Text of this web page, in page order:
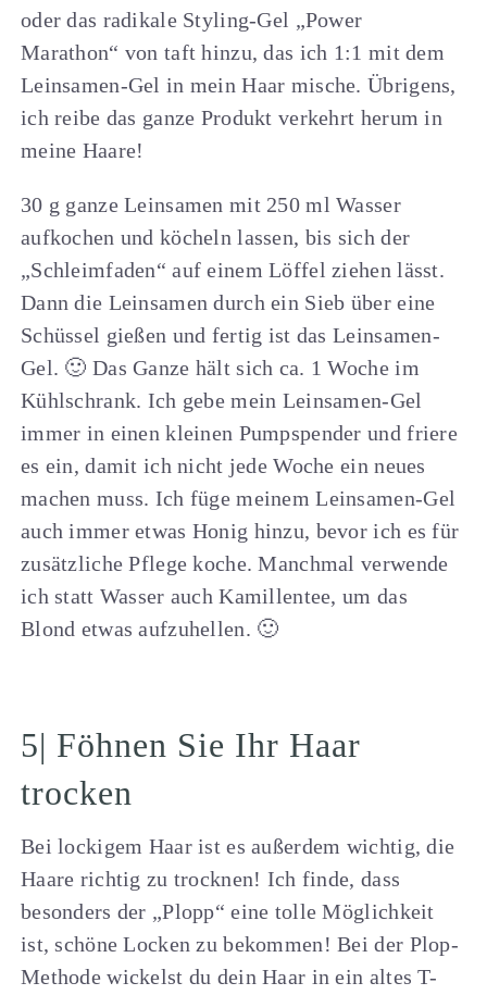
oder das radikale Styling-Gel „Power
Marathon“ von taft hinzu, das ich 1:1 mit dem
Leinsamen-Gel in mein Haar mische. Übrigens,
ich reibe das ganze Produkt verkehrt herum in
meine Haare!
30 g ganze Leinsamen mit 250 ml Wasser
aufkochen und köcheln lassen, bis sich der
„Schleimfaden“ auf einem Löffel ziehen lässt.
Dann die Leinsamen durch ein Sieb über eine
Schüssel gießen und fertig ist das Leinsamen-
Gel. 🙂 Das Ganze hält sich ca. 1 Woche im
Kühlschrank. Ich gebe mein Leinsamen-Gel
immer in einen kleinen Pumpspender und friere
es ein, damit ich nicht jede Woche ein neues
machen muss. Ich füge meinem Leinsamen-Gel
auch immer etwas Honig hinzu, bevor ich es für
zusätzliche Pflege koche. Manchmal verwende
ich statt Wasser auch Kamillentee, um das
Blond etwas aufzuhellen. 🙂
5| Föhnen Sie Ihr Haar
trocken
Bei lockigem Haar ist es außerdem wichtig, die
Haare richtig zu trocknen! Ich finde, dass
besonders der „Plopp“ eine tolle Möglichkeit
ist, schöne Locken zu bekommen! Bei der Plop-
Methode wickelst du dein Haar in ein altes T-